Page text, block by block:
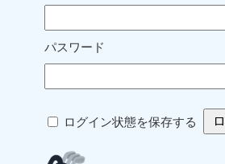
パスワード
ログイン状態を保存する